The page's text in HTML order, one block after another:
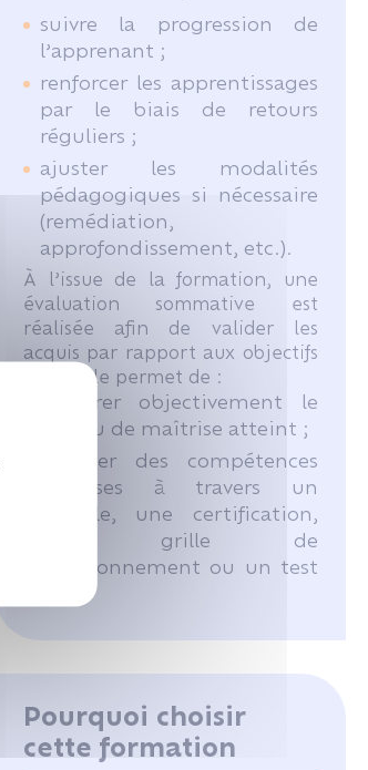
suivre la progression de
l’apprenant ;
renforcer les apprentissages
par le biais de retours
réguliers ;
ajuster les modalités
pédagogiques si nécessaire
(remédiation,
approfondissement, etc.).
À l’issue de la formation, une
évaluation sommative est
réalisée afin de valider les
acquis par rapport aux objectifs
visés. Elle permet de :
mesurer objectivement le
niveau de maîtrise atteint ;
attester des compétences
acquises à travers un
livrable, une certification,
une grille de
positionnement ou un test
Pourquoi choisir
cette formation